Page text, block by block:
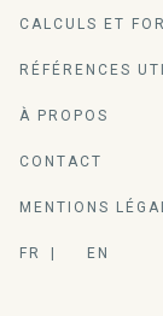
CALCULS ET
RÉFÉRENCES
À PROPOS
CONTACT
MENTIONS
FR EN